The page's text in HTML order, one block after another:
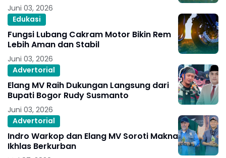
Juni 03, 2026
Edukasi
Fungsi Lubang Cakram Motor Bikin Rem
Lebih Aman dan Stabil
Juni 03, 2026
Advertorial
Elang MV Raih Dukungan Langsung dari
Bupati Bogor Rudy Susmanto
Juni 03, 2026
Advertorial
Indro Warkop dan Elang MV Soroti Makna
Ikhlas Berkurban